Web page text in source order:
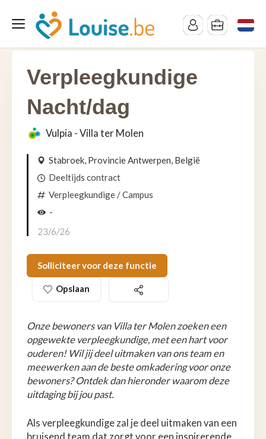
Verpleegkundige
Nacht/dag
Vulpia - Villa ter Molen
Stabroek, Provincie Antwerpen, België
Deeltijds contract
Verpleegkundige / Campus
-
23/6/26
Solliciteer voor deze functie
Opslaan
Onze bewoners van Villa ter Molen zoeken een
opgewekte verpleegkundige, met een hart voor
ouderen! Wil jij deel uitmaken van ons team en
meewerken aan de beste omkadering voor onze
bewoners? Ontdek dan hieronder waarom deze
uitdaging bij jou past.
Als verpleegkundige zal je deel uitmaken van een
bruisend team dat zorgt voor een inspirerende